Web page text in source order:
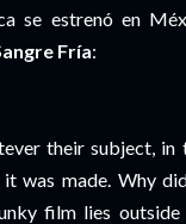
se estrenó en
Fría:
their subject, in
was made. Why
film lies outside